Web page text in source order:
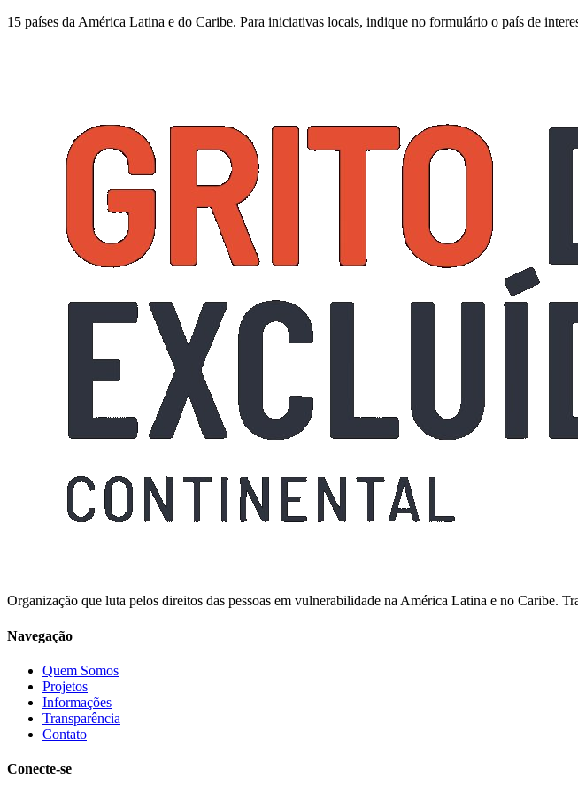
15 países da América Latina e do Caribe. Para iniciativas locais, indique no formulário o país de
Organização que luta pelos direitos das pessoas em vulnerabilidade na América Latina e no Caribe.
Navegação
Quem Somos
Projetos
Informações
Transparência
Contato
Conecte-se